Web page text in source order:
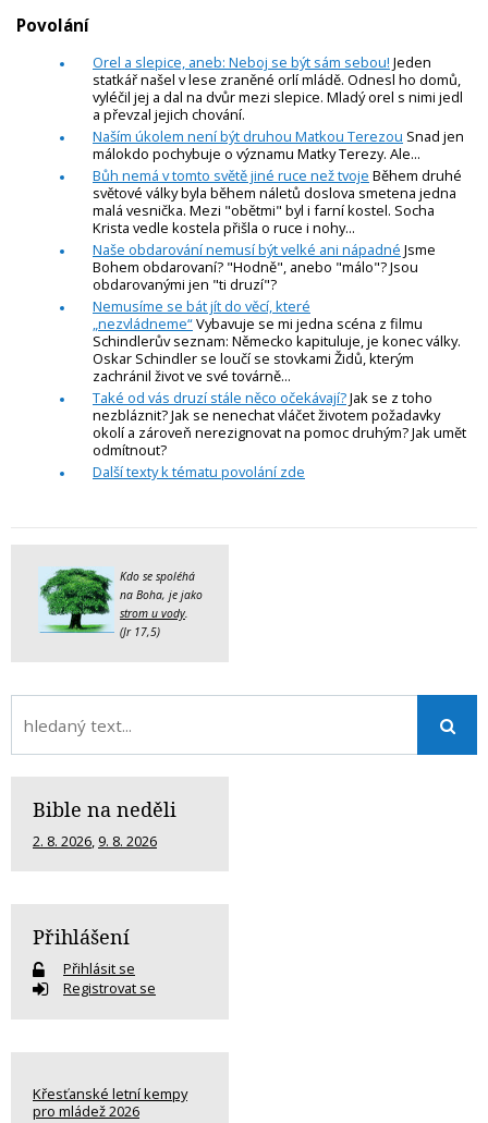
Povolání
Orel a slepice, aneb: Neboj se být sám sebou! Jeden
statkář našel v lese zraněné orlí mládě. Odnesl ho domů,
vyléčil jej a dal na dvůr mezi slepice. Mladý orel s nimi jedl
a převzal jejich chování.
Naším úkolem není být druhou Matkou Terezou Snad jen
málokdo pochybuje o významu Matky Terezy. Ale...
Bůh nemá v tomto světě jiné ruce než tvoje Během druhé
světové války byla během náletů doslova smetena jedna
malá vesnička. Mezi "obětmi" byl i farní kostel. Socha
Krista vedle kostela přišla o ruce i nohy...
Naše obdarování nemusí být velké ani nápadné Jsme
Bohem obdarovaní? "Hodně", anebo "málo"? Jsou
obdarovanými jen "ti druzí"?
Nemusíme se bát jít do věcí, které
„nezvládneme“Vybavuje se mi jedna scéna z filmu
Schindlerův seznam: Německo kapituluje, je konec války.
Oskar Schindler se loučí se stovkami Židů, kterým
zachránil život ve své továrně...
Také od vás druzí stále něco očekávají?Jak se z toho
nezbláznit? Jak se nenechat vláčet životem požadavky
okolí a zároveň nerezignovat na pomoc druhým? Jak umět
odmítnout?
Další texty k tématu povolání zde
Kdo se spoléhá
na Boha, je jako
strom u vody.
(Jr 17,5)
Bible na neděli
2. 8. 2026, 9. 8. 2026
Přihlášení
Přihlásit se
Registrovat se
Křesťanské letní kempy
pro mládež 2026